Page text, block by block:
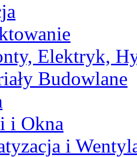
Elektryk,
Budowlane
i Okna
i